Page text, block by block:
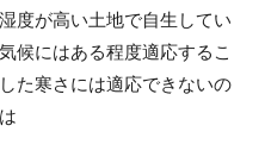
度が高い土地で自生してい
候にはある程度適応するこ
た寒さには適応できないの